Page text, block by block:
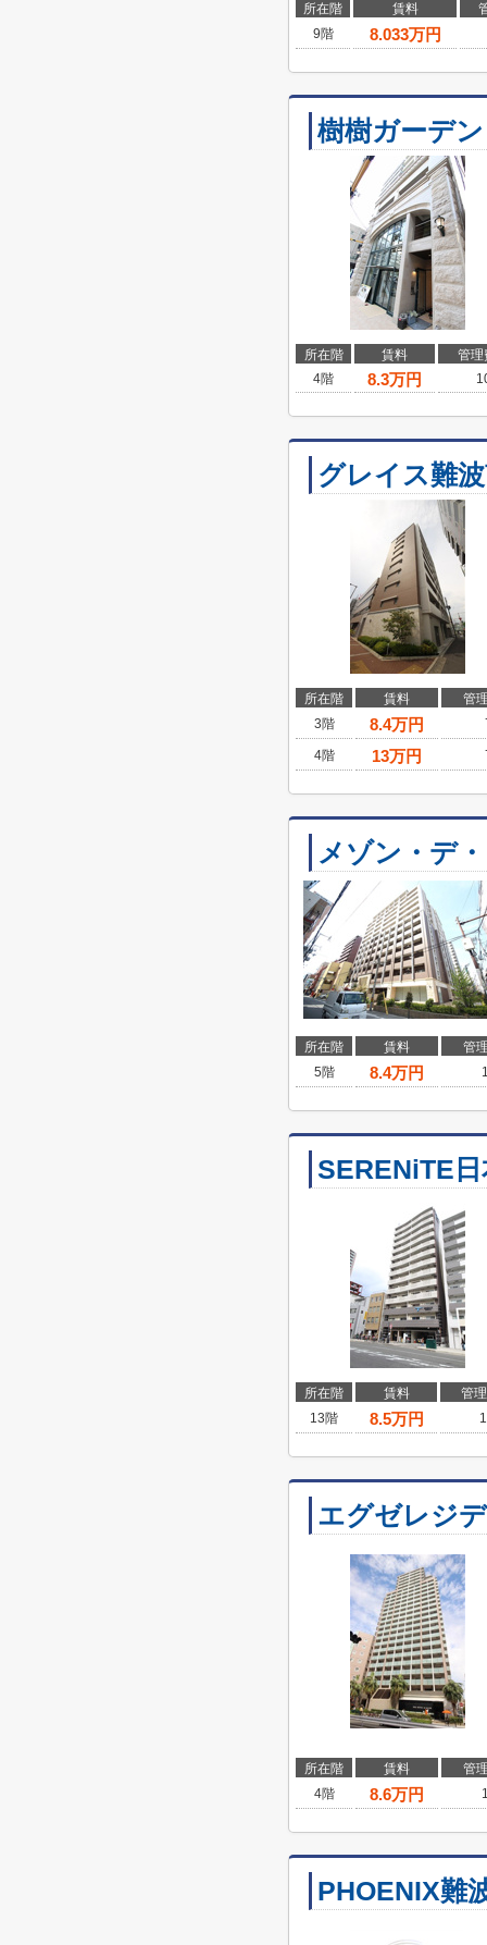
所在階 賃料
9階
8.033万円
樹樹ガーデ
所在階 賃料
管理
4階
8.3万円
グレイス難
所在階 賃料
管
3階
8.4万円
4階 13万円
メゾン・デ
所在階 賃料
管
5階
8.4万円
SERENiTE
所在階 賃料
管
13階
8.5万円
エグゼレジ
所在階 賃料
管
4階
8.6万円
PHOENIX難